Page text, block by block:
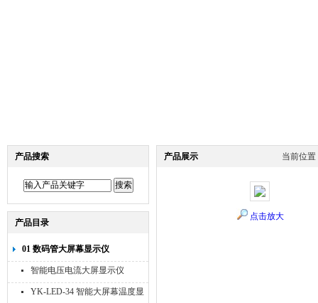
产品搜索
产品目录
01 数码管大屏幕显示仪
智能电压电流大屏显示仪
YK-LED-34 智能大屏幕温度显
产品展示 当前位置
点击放大